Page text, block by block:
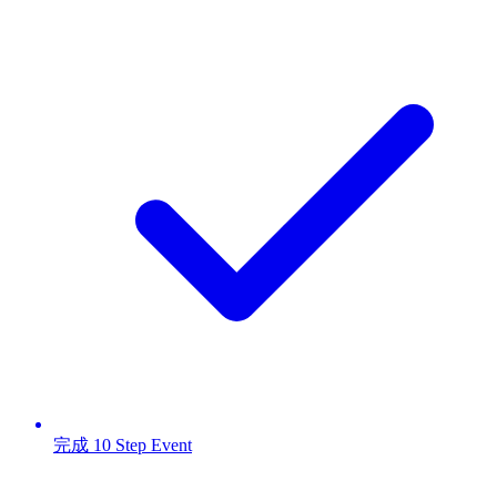
完成 10 Step Event